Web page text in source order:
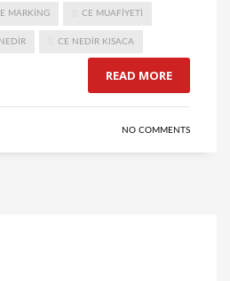
MARKING CE MUAFIYETI
CE NEDIR KISACA
READ MORE
NO COMMENTS